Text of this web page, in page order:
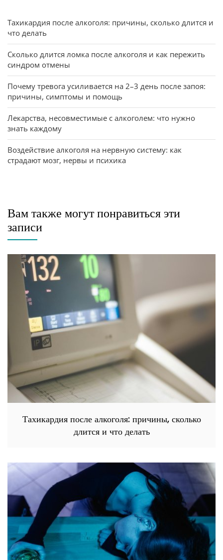
Тахикардия после алкоголя: причины, сколько длится и
что делать
Сколько длится ломка после алкоголя и как пережить
синдром отмены
Почему тревога усиливается на 2–3 день после запоя:
причины, симптомы и помощь
Лекарства, несовместимые с алкоголем: что нужно
знать каждому
Воздействие алкоголя на нервную систему: как
страдают мозг, нервы и психика
Вам также могут понравиться эти
записи
Тахикардия после алкоголя: причины, сколько
длится и что делать